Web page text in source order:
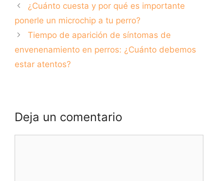
cuidados
canino: Casa rural
pet-friendly en
Cantabria.
¿Cuánto cuesta y por qué es importante
ponerle un microchip a tu perro?
Tiempo de aparición de síntomas de
envenenamiento en perros: ¿Cuánto debemos
estar atentos?
Deja un comentario